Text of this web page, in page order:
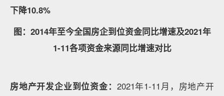
下降10.8%
图：2014年至今全国房企到位资金同比增速及2021年
1-11各项资金来源同比增速对比
房地产开发企业到位资金： 2021年1-11月，房地产开